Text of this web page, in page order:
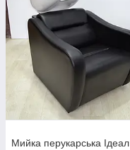
Мийка перукарська Ідеал